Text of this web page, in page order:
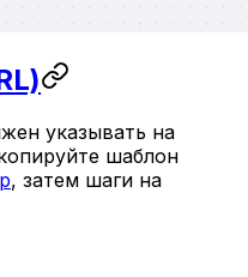
указывать на
шаблон
, затем шаги на